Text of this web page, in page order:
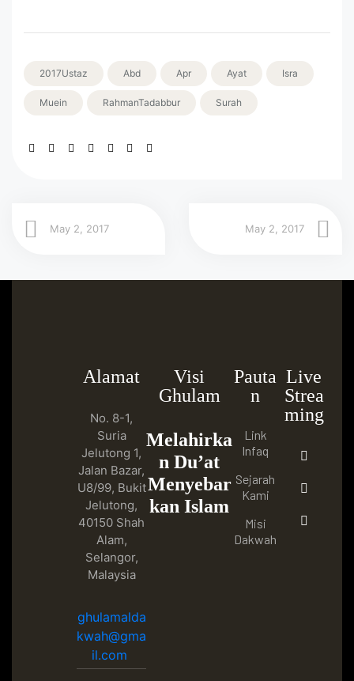
2017Ustaz Abd Apr Ayat Isra
Muein RahmanTadabbur Surah
May 2, 2017 May 2, 2017
Alamat
No. 8-1,
Suria
Jelutong 1,
Jalan Bazar,
U8/99, Bukit
Jelutong,
40150 Shah
Alam,
Selangor,
Malaysia
ghulamalda
kwah@gma
il.com
Visi
Ghulam
Melahirka
n Du’at
Menyebar
kan Islam
Pauta
n
Link
Infaq
Sejarah
Kami
Misi
Dakwah
Live
Strea
ming